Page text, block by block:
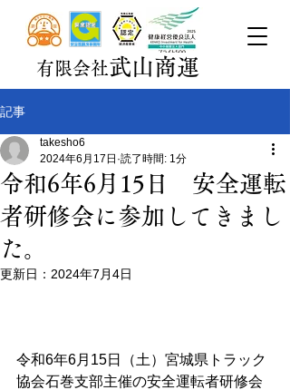
有限会社武山商運
記事
令和6年6月15日 安全運転
者研修会に参加してきまし
た。
takesho6
2024年6月17日 読了時間: 1分
更新日： 2024年7月4日
令和6年6月15日（土）宮城県トラック
協会石巻支部主催の安全運転者研修会